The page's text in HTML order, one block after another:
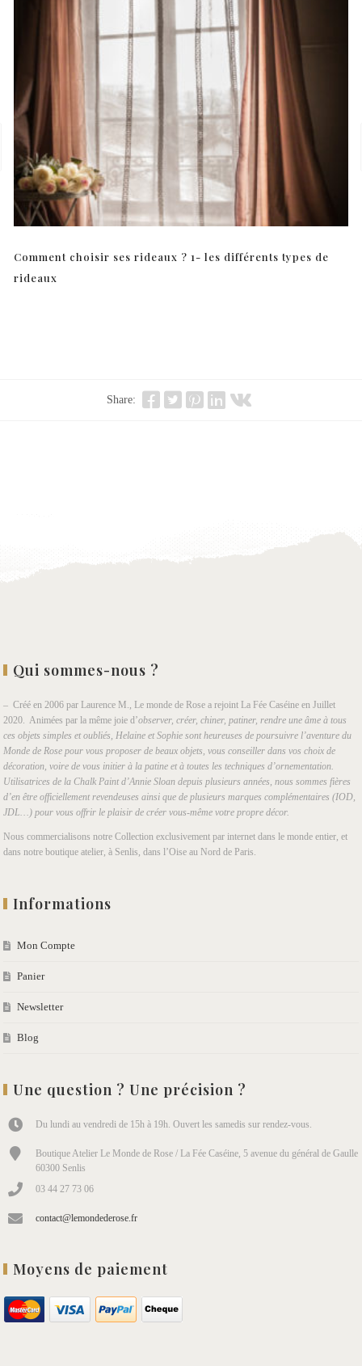
Comment choisir ses rideaux ? 1- les différents types de
rideaux
Share:
Qui sommes-nous ?
– Créé en 2006 par Laurence M., Le monde de Rose a rejoint La Fée Caséine en Juillet
2020. Animées par la même joie d’observer, créer, chiner, patiner, rendre une âme à tous
ces objets simples et oubliés, Helaine et Sophie sont heureuses de poursuivre l’aventure du
Monde de Rose pour vous proposer de beaux objets, vous conseiller dans vos choix de
décoration, voire de vous initier à la patine et à toutes les techniques d’ornementation.
Utilisatrices de la Chalk Paint d’Annie Sloan depuis plusieurs années, nous sommes fières
d’en être officiellement revendeuses ainsi que de plusieurs marques complémentaires (IOD,
JDL…) pour vous offrir le plaisir de créer vous-même votre propre décor.
Nous commercialisons notre Collection exclusivement par internet dans le monde entier, et
dans notre boutique atelier, à Senlis, dans l’Oise au Nord de Paris.
Informations
Mon Compte
Panier
Newsletter
Blog
Une question ? Une précision ?
Du lundi au vendredi de 15h à 19h. Ouvert les samedis sur rendez-vous.
Boutique Atelier Le Monde de Rose / La Fée Caséine, 5 avenue du général de Gaulle
60300 Senlis
03 44 27 73 06
contact@lemondederose.fr
Moyens de paiement